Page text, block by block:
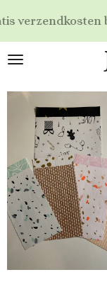
Ga
de
de € 50 in